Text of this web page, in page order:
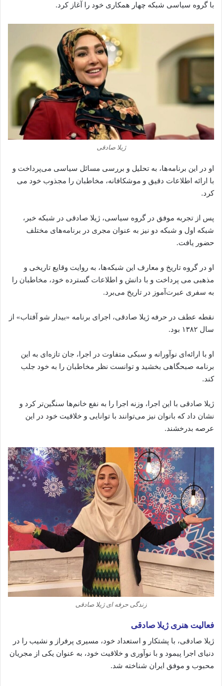
با گروه سیاسی شبکه چهار همکاری خود را آغاز کرد.
ژیلا صادقی
او در این برنامه‌ها، به تحلیل و بررسی مسائل سیاسی می‌پرداخت و
با ارائه اطلاعات دقیق و موشکافانه، مخاطبان را مجذوب خود می‌
کرد.
پس از تجربه موفق در گروه سیاسی، ژیلا صادقی در شبکه خبر،
شبکه اول و شبکه دو نیز به عنوان مجری در برنامه‌های مختلف
حضور یافت.
او در گروه تاریخ و معارف این شبکه‌ها، به روایت وقایع تاریخی و
مذهبی می‌ پرداخت و با دانش و اطلاعات گسترده خود، مخاطبان را
به سفری عبرت‌آموز در تاریخ می‌برد.
نقطه عطف در حرفه ژیلا صادقی، اجرای برنامه «بیدار شو آفتاب» از
سال ۱۳۸۲ بود.
او با ارائه‌ای نوآورانه و سبکی متفاوت در اجرا، جان تازه‌ای به این
برنامه صبحگاهی بخشید و توانست نظر مخاطبان را به خود جلب
کند.
ژیلا صادقی با این اجرا، وزنه اجرا را به نفع خانم‌ها سنگین‌تر کرد و
نشان داد که بانوان نیز می‌توانند با توانایی و خلاقیت خود در این
عرصه بدرخشند.
زندگی حرفه ای ژیلا صادقی
فعالیت هنری ژیلا صادقی
ژیلا صادقی، با پشتکار و استعداد خود، مسیری پرفراز و نشیب را در
دنیای اجرا پیمود و با نوآوری و خلاقیت خود، به عنوان یکی از مجریان
محبوب و موفق ایران شناخته شد.